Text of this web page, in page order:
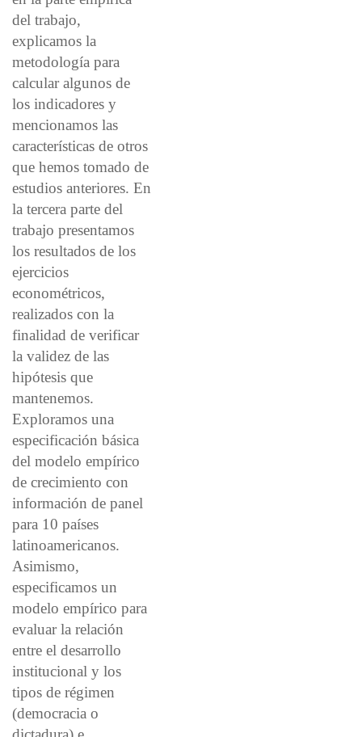
del trabajo,
explicamos la
metodología para
calcular algunos de
los indicadores y
mencionamos las
características de otros
que hemos tomado de
estudios anteriores. En
la tercera parte del
trabajo presentamos
los resultados de los
ejercicios
econométricos,
realizados con la
finalidad de verificar
la validez de las
hipótesis que
mantenemos.
Exploramos una
especificación básica
del modelo empírico
de crecimiento con
información de panel
para 10 países
latinoamericanos.
Asimismo,
especificamos un
modelo empírico para
evaluar la relación
entre el desarrollo
institucional y los
tipos de régimen
(democracia o